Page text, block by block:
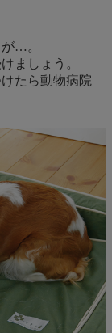
…。
ましょう。
たら動物病院